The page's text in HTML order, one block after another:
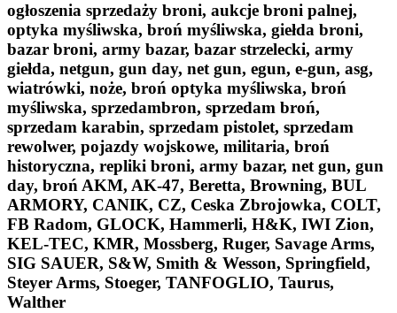
ogłoszenia sprzedaży broni, aukcje broni palnej,
optyka myśliwska, broń myśliwska, giełda broni,
bazar broni, army bazar, bazar strzelecki, army
giełda, netgun, gun day, net gun, egun, e-gun, asg,
wiatrówki, noże, broń optyka myśliwska, broń
myśliwska, sprzedambron, sprzedam broń,
sprzedam karabin, sprzedam pistolet, sprzedam
rewolwer, pojazdy wojskowe, militaria, broń
historyczna, repliki broni, army bazar, net gun, gun
day, broń AKM, AK-47, Beretta, Browning, BUL
ARMORY, CANIK, CZ, Ceska Zbrojowka, COLT,
FB Radom, GLOCK, Hammerli, H&K, IWI Zion,
KEL-TEC, KMR, Mossberg, Ruger, Savage Arms,
SIG SAUER, S&W, Smith & Wesson, Springfield,
Steyer Arms, Stoeger, TANFOGLIO, Taurus,
Walther